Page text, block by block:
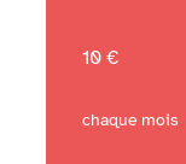
10 €
chaque mois